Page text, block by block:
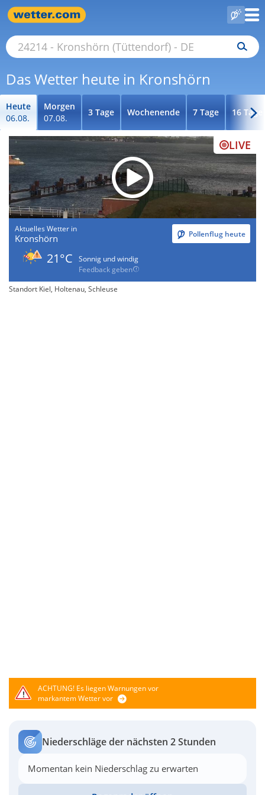
Das Wetter heute in Kronshörn
Heute
06.08.
Morgen
07.08.
3 Tage Wochenende 7 Tage 16 Tage
LIVE
Aktuelles Wetter in
Kronshörn Pollenflug heute
21°C
Sonnig und windig
Feedback geben
Standort Kiel, Holtenau, Schleuse
ACHTUNG!Es liegen Warnungen vor
markantem Wetter vor
Niederschläge der nächsten 2 Stunden
Momentan kein Niederschlag zu erwarten